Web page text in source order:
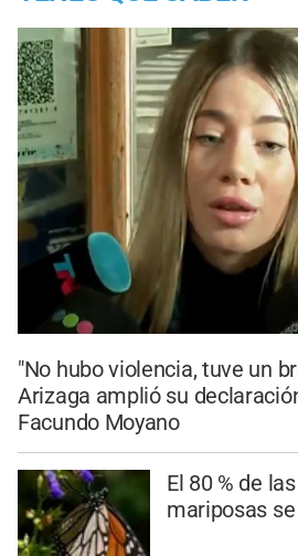
"No hubo violencia, tuve un
Arizaga amplió su
Facundo Moyano
El 80 % de
mariposas